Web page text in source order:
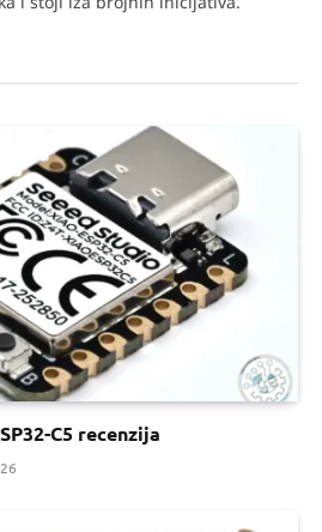
C5 recenzija